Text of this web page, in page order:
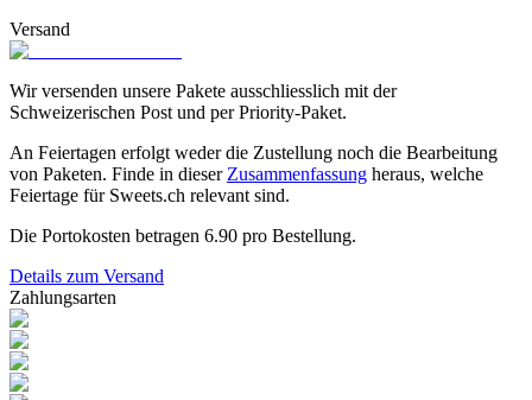
Versand
Wir versenden unsere Pakete ausschliesslich mit der
Schweizerischen Post und per Priority-Paket.
An Feiertagen erfolgt weder die Zustellung noch die Bearbeitung
von Paketen. Finde in dieser Zusammenfassung heraus, welche
Feiertage für Sweets.ch relevant sind.
Die Portokosten betragen 6.90 pro Bestellung.
Details zum Versand
Zahlungsarten